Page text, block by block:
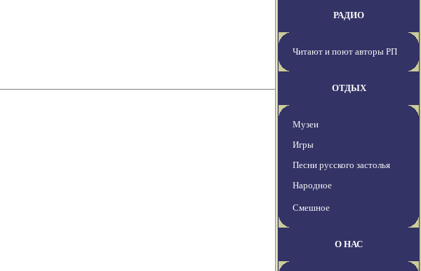
РАДИО
Читают и поют авторы РП
ОТДЫХ
Музеи
Игры
Песни русского застолья
Народное
Смешное
О НАС